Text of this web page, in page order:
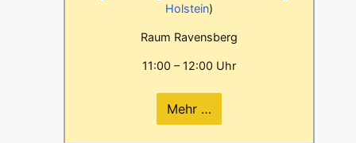
Holstein)
Raum Ravensberg
11:00 – 12:00 Uhr
Mehr …